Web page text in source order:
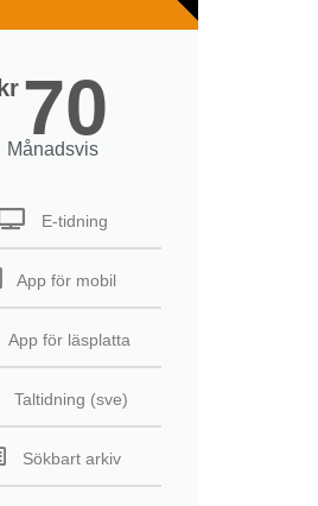
kr 70
Månadsvis
E-tidning
App för mobil
App för läsplatta
Taltidning (sve)
Sökbart arkiv